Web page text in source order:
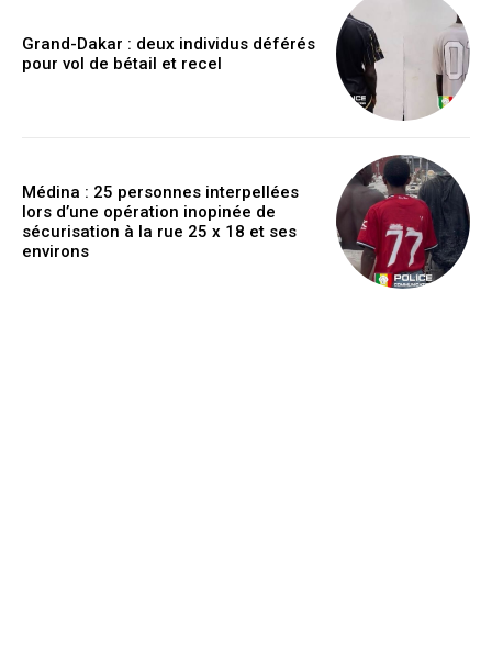
Grand-Dakar : deux individus déférés
pour vol de bétail et recel
Médina : 25 personnes interpellées
lors d’une opération inopinée de
sécurisation à la rue 25 x 18 et ses
environs